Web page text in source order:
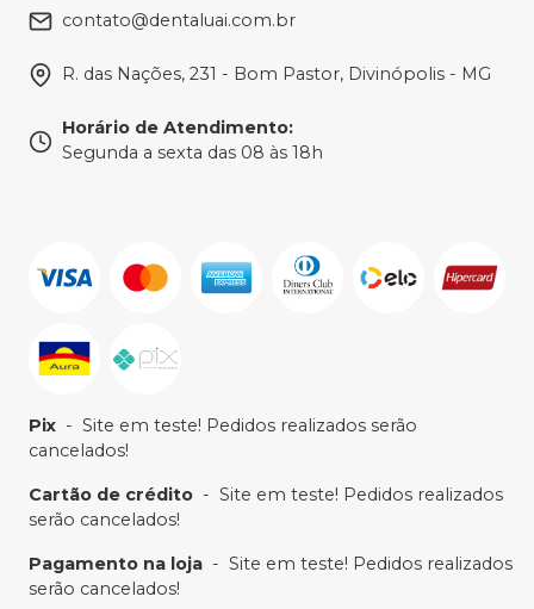
contato@dentaluai.com.br
R. das Nações, 231 - Bom Pastor, Divinópolis - MG
Horário de Atendimento:
Segunda a sexta das 08 às 18h
Pix - Site em teste! Pedidos realizados serão
cancelados!
Cartão de crédito - Site em teste! Pedidos realizados
serão cancelados!
Pagamento na loja - Site em teste! Pedidos realizados
serão cancelados!